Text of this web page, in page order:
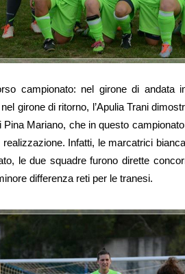
campionato: nel girone di andata
girone di ritorno, l’Apulia Trani
Pina Mariano, che in questo
realizzazione. Infatti, le marcatrici
le due squadre furono dirette
differenza reti per le tranesi.